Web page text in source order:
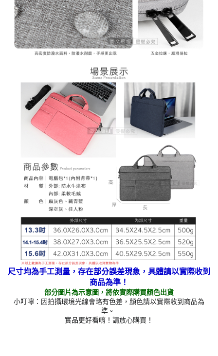
尺寸均為手工測量，存在部分誤差現象，具體請以實際收到
商品為準！
部分圖片為示意圖，將依實際購買顏色出貨
小叮嚀：因拍攝環境光線會略有色差，顏色請以實際收到商品為
準。
實品更好看唷！請放心購買！